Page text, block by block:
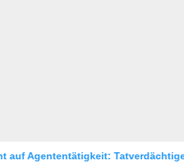
in Untersuchungshaft